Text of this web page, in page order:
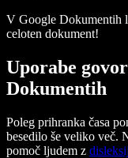
V Google Dokumentih
celoten dokument!
Uporabe
Dokumentih
Poleg prihranka časa
besedilo še veliko več.
pomoč ljudem z